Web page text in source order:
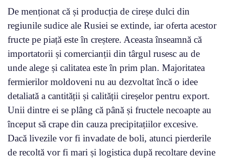
De menționat că și producția de cireșe dulci din
regiunile sudice ale Rusiei se extinde, iar oferta acestor
fructe pe piață este în creștere. Aceasta înseamnă că
importatorii și comercianții din târgul rusesc au de
unde alege și calitatea este în prim plan. Majoritatea
fermierilor moldoveni nu au dezvoltat încă o idee
detaliată a cantității și calității cireșelor pentru export.
Unii dintre ei se plâng că până și fructele necoapte au
început să crape din cauza precipitațiilor excesive.
Dacă livezile vor fi invadate de boli, atunci pierderile
de recoltă vor fi mari și logistica după recoltare devine